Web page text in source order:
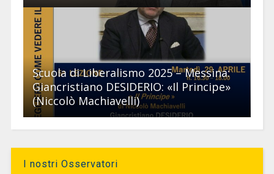
Scuola di Liberalismo 2025 – Messina:
Giancristiano DESIDERIO: «Il Principe»
(Niccolò Machiavelli)
I nostri Osservatori